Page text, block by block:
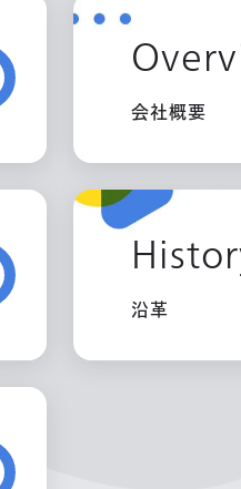
会社概要
沿革